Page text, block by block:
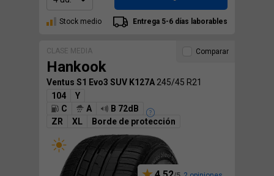
Stock medio Entrega 5-6 días laborables
CLASE MEDIA
Hankook
Ventus S1 Evo3 SUV K127A 245/45 R21
104
Y
C
A
B 72dB
ZR
XL Borde de protección
Comparar